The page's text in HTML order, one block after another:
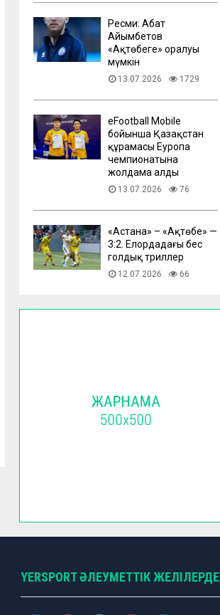
Ресми: Абат
Айымбетов
«Ақтөбеге» оралуы
мүмкін
13.07.2026 1729
eFootball Mobile
бойынша Қазақстан
құрамасы Еуропа
чемпионатына
жолдама алды
13.07.2026 76
​«Астана» – «Ақтөбе» —
3:2. Елордадағы бес
голдық триллер
12.07.2026 66
YERSPORT ӘЛЕУМЕТТІК ЖЕЛІЛЕРДЕ